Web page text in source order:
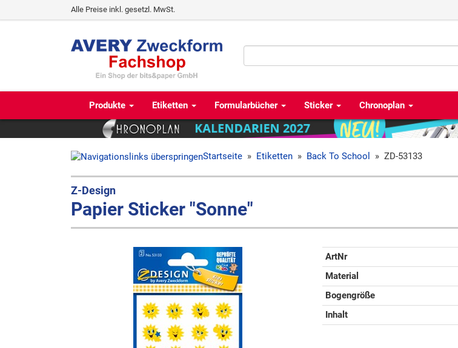
Alle Preise inkl. gesetzl. MwSt.
Produkte Etiketten Formularbücher Sticker Chronoplan
Startseite » Etiketten » Back To School » ZD-53133
Z-Design
Papier Sticker "Sonne"
ArtNr
Material
Bogengröße
Inhalt